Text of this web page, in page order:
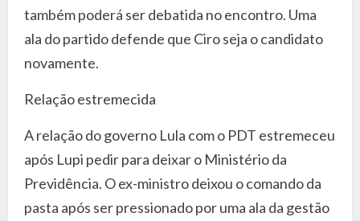
também poderá ser debatida no encontro. Uma
ala do partido defende que Ciro seja o candidato
novamente.
Relação estremecida
A relação do governo Lula com o PDT estremeceu
após Lupi pedir para deixar o Ministério da
Previdência. O ex-ministro deixou o comando da
pasta após ser pressionado por uma ala da gestão